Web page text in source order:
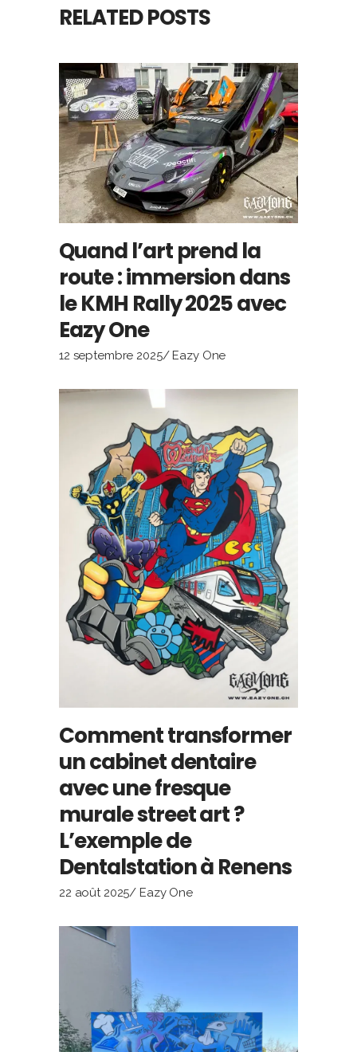
RELATED POSTS
Quand l’art prend la
route : immersion dans
le KMH Rally 2025 avec
Eazy One
12 septembre 2025 Eazy One
Comment transformer
un cabinet dentaire
avec une fresque
murale street art ?
L’exemple de
Dentalstation à Renens
22 août 2025 Eazy One